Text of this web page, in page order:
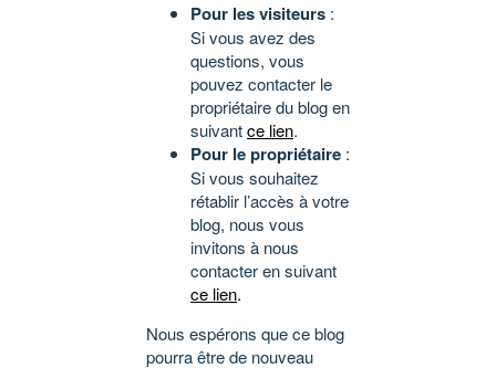
Pour les visiteurs :
Si vous avez des
questions, vous
pouvez contacter le
propriétaire du blog en
suivantce lien.
Pour le propriétaire :
Si vous souhaitez
rétablir l’accès à votre
blog, nous vous
invitons à nous
contacter en suivant
ce lien.
Nous espérons que ce blog
pourra être de nouveau